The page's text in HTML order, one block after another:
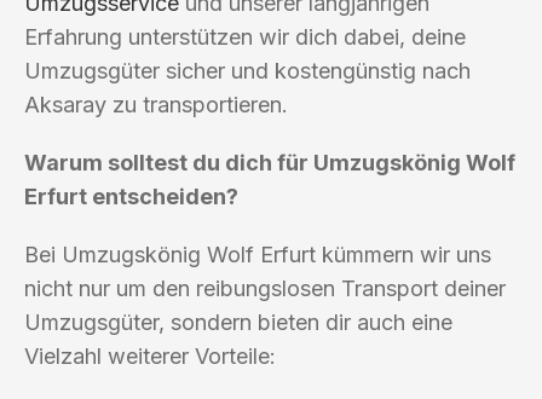
Erfahrung unterstützen wir dich dabei, deine
Umzugsgüter sicher und kostengünstig nach
Aksaray zu transportieren.
Warum solltest du dich für Umzugskönig Wolf
Erfurt entscheiden?
Bei Umzugskönig Wolf Erfurt kümmern wir uns
nicht nur um den reibungslosen Transport deiner
Umzugsgüter, sondern bieten dir auch eine
Vielzahl weiterer Vorteile: